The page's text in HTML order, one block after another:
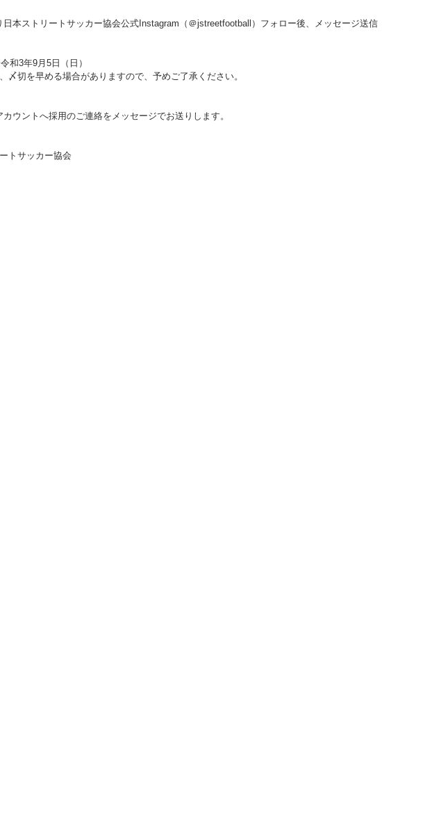
日本ストリートサッカー協会公式Instagram（＠jstreetfootball）フォロー後、メッセージ送信
和3年9月5日（日）
〆切を早める場合がありますので、予めご了承ください。
ウントへ採用のご連絡をメッセージでお送りします。
トサッカー協会